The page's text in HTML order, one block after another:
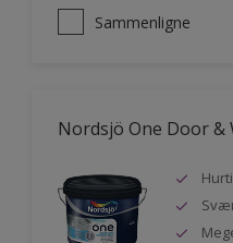
Sammenligne
Nordsjö One Door &